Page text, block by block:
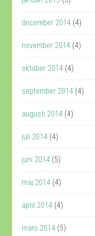
december 2014 (4)
november 2014 (4)
oktober 2014 (4)
september 2014 (4)
augusti 2014 (4)
juli 2014 (4)
juni 2014 (5)
maj 2014 (4)
april 2014 (4)
mars 2014 (5)